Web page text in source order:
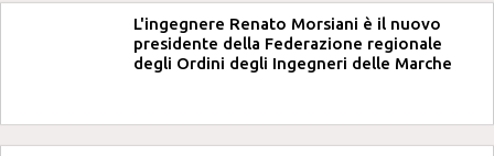
L'ingegnere Renato Morsiani è il nuovo
presidente della Federazione regionale
degli Ordini degli Ingegneri delle Marche